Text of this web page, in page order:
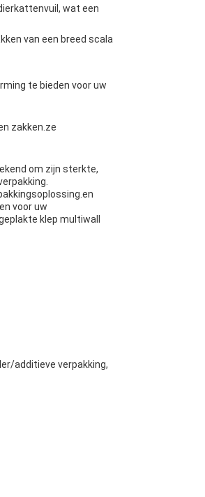
wat een
van een breed scala
te bieden voor uw
zakken.ze
om zijn sterkte,
voor uw
klep multiwall
additieve verpakking,